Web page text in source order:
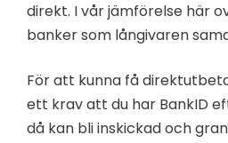
direkt. I vår jämförelse här
banker som långivaren
För att kunna få
ett krav att du har BankID
då kan bli inskickad och